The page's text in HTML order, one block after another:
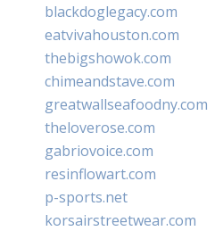
blackdoglegacy.com
eatvivahouston.com
thebigshowok.com
chimeandstave.com
greatwallseafoodny.com
theloverose.com
gabriovoice.com
resinflowart.com
p-sports.net
korsairstreetwear.com